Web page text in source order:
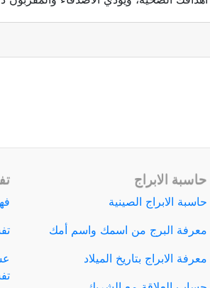
حاسبة الابراج
حاسبة الابراج الصينية
معرفة البرج من اسمك واسم أمك
معرفة الابراج بتاريخ الميلاد